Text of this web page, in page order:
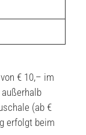
€ 10,– im
(ab €
erfolgt beim